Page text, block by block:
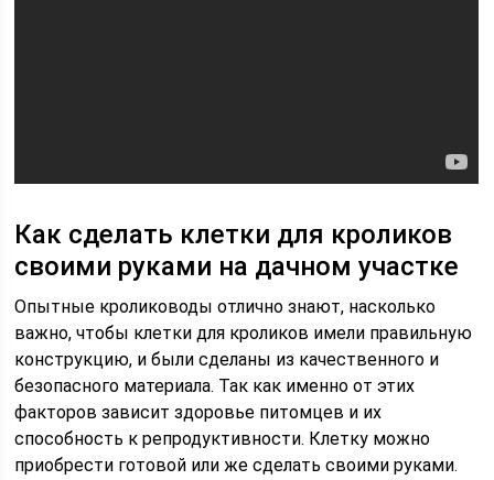
Как сделать клетки для кроликов
своими руками на дачном участке
Опытные кролиководы отлично знают, насколько
важно, чтобы клетки для кроликов имели правильную
конструкцию, и были сделаны из качественного и
безопасного материала. Так как именно от этих
факторов зависит здоровье питомцев и их
способность к репродуктивности. Клетку можно
приобрести готовой или же сделать своими руками.